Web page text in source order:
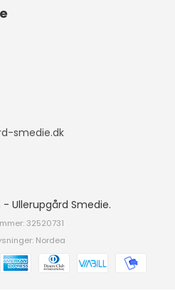
smedie.dk
Ullerupgård Smedie.
32520731
Nordea